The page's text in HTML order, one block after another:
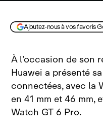
Ajoutez-nous à vos favoris
À l’occasion de son
Huawei a présenté
connectées, avec la
en 41 mm et 46 mm,
Watch GT 6 Pro.